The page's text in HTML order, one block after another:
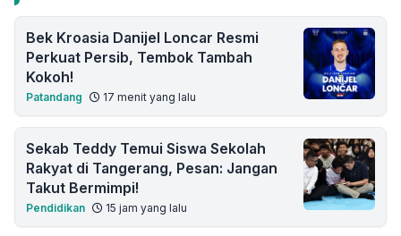
Bek Kroasia Danijel Loncar Resmi
Perkuat Persib, Tembok Tambah
Kokoh!
Patandang 17 menit yang lalu
Sekab Teddy Temui Siswa Sekolah
Rakyat di Tangerang, Pesan: Jangan
Takut Bermimpi!
Pendidikan 15 jam yang lalu